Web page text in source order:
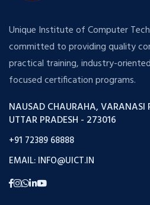
Unique Institute of Computer
committed to providing quality
practical training, industry-
focused certification programs.
NAUSAD CHAURAHA, VARANASI
UTTAR PRADESH - 273016
+91 72389 68888
EMAIL: INFO@UICT.IN